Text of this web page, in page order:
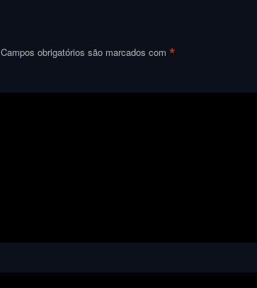
Campos obrigatórios são marcados com*